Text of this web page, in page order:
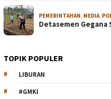
PEMERINTAHAN MEDIA
Detasemen
TOPIK POPULER
LIBURAN
#GMKI